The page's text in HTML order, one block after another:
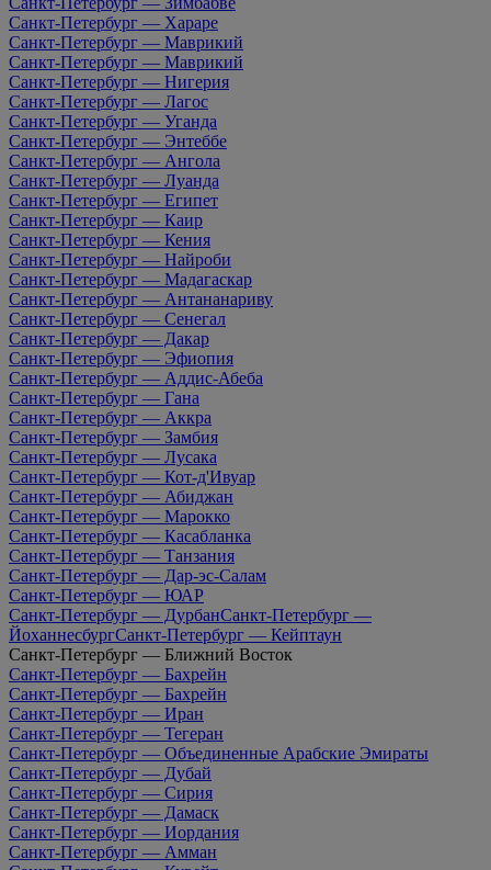
Санкт-Петербург — Хараре
Санкт-Петербург — Маврикий
Санкт-Петербург — Маврикий
Санкт-Петербург — Нигерия
Санкт-Петербург — Лагос
Санкт-Петербург — Уганда
Санкт-Петербург — Энтеббе
Санкт-Петербург — Ангола
Санкт-Петербург — Луанда
Санкт-Петербург — Египет
Санкт-Петербург — Каир
Санкт-Петербург — Кения
Санкт-Петербург — Найроби
Санкт-Петербург — Мадагаскар
Санкт-Петербург — Антананариву
Санкт-Петербург — Сенегал
Санкт-Петербург — Дакар
Санкт-Петербург — Эфиопия
Санкт-Петербург — Аддис-Абеба
Санкт-Петербург — Гана
Санкт-Петербург — Аккра
Санкт-Петербург — Замбия
Санкт-Петербург — Лусака
Санкт-Петербург — Кот-д'Ивуар
Санкт-Петербург — Абиджан
Санкт-Петербург — Марокко
Санкт-Петербург — Касабланка
Санкт-Петербург — Танзания
Санкт-Петербург — Дар-эс-Салам
Санкт-Петербург — ЮАР
Санкт-Петербург — ДурбанСанкт-Петербург —
ЙоханнесбургСанкт-Петербург — Кейптаун
Санкт-Петербург — Ближний Восток
Санкт-Петербург — Бахрейн
Санкт-Петербург — Бахрейн
Санкт-Петербург — Иран
Санкт-Петербург — Тегеран
Санкт-Петербург — Объединенные Арабские Эмираты
Санкт-Петербург — Дубай
Санкт-Петербург — Сирия
Санкт-Петербург — Дамаск
Санкт-Петербург — Иордания
Санкт-Петербург — Амман